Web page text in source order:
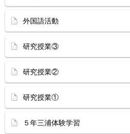
外国語活動
研究授業③
研究授業②
研究授業①
５年三浦体験学習